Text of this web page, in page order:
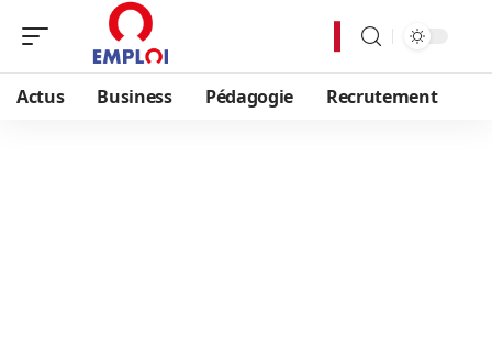
Actus Business Pédagogie Recrutement